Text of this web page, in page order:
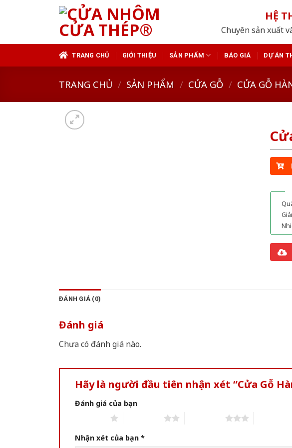
HỆ
Chuyên sản xuất
TRANG CHỦ GIỚI THIỆU SẢN PHẨM BÁO GIÁ DỰ ÁN
TRANG CHỦ / SẢN PHẨM / CỬA GỖ / CỬA GỖ
ĐÁNH GIÁ (0)
Đánh giá
Chưa có đánh giá nào.
Hãy là người đầu tiên nhận xét “Cửa Gỗ
Đánh giá của bạn
Nhận xét của bạn *